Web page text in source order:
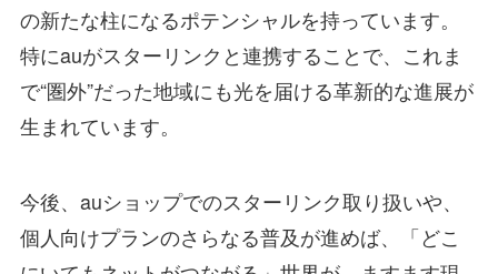
の新たな柱になるポテンシャルを持っています。
特にauがスターリンクと連携することで、これま
で“圏外”だった地域にも光を届ける革新的な進展が
生まれています。
今後、auショップでのスターリンク取り扱いや、
個人向けプランのさらなる普及が進めば、「どこ